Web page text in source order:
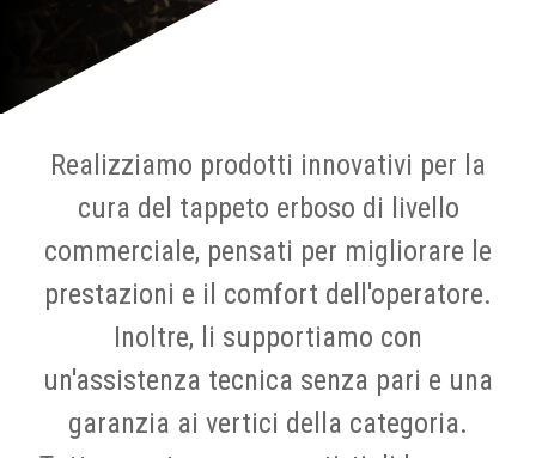
Realizziamo prodotti innovativi per la
cura del tappeto erboso di livello
commerciale, pensati per migliorare le
prestazioni e il comfort dell'operatore.
Inoltre, li supportiamo con
un'assistenza tecnica senza pari e una
garanzia ai vertici della categoria.